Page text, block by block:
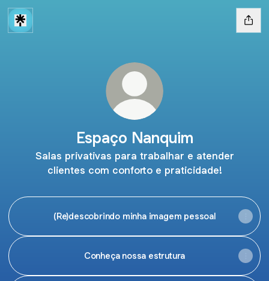
Espaço Nanquim
Salas privativas para trabalhar e atender
clientes com conforto e praticidade!
(Re)descobrindo minha imagem pessoal
Conheça nossa estrutura